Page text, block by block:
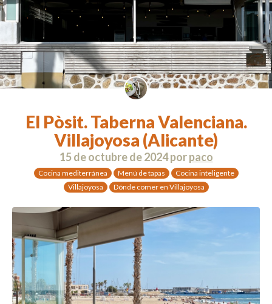
El Pòsit. Taberna Valenciana.
Villajoyosa (Alicante)
15 de octubre de 2024porpaco
Cocina mediterránea Menú de tapas
Cocina inteligente
Villajoyosa
Dónde comer en Villajoyosa